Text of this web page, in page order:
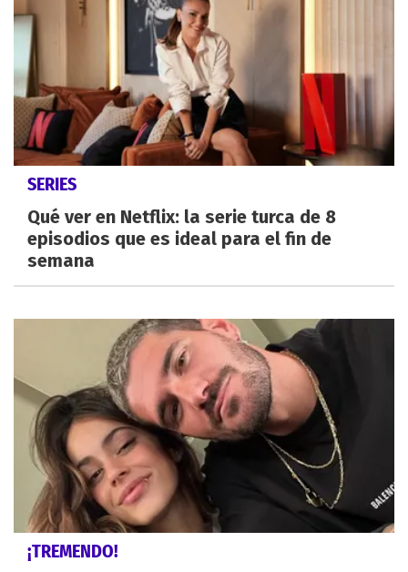
SERIES
Qué ver en Netflix: la serie turca de 8
episodios que es ideal para el fin de
semana
¡TREMENDO!